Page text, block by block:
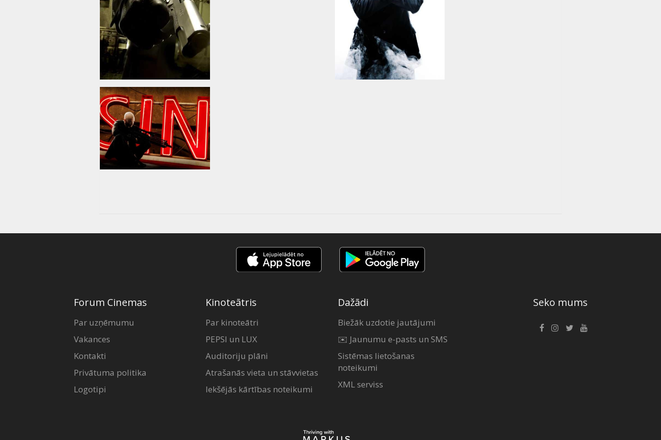
Forum Cinemas
Par uzņēmumu
Vakances
Kontakti
Privātuma politika
Logotipi
Kinoteātris
Par kinoteātri
PEPSI un LUX
Auditoriju plāni
Atrašanās vieta un stāvvietas
Iekšējās kārtības noteikumi
Dažādi
Biežāk uzdotie jautājumi
✉️ Jaunumu e-pasts un SMS
Sistēmas lietošanas
noteikumi
XML serviss
Seko mums